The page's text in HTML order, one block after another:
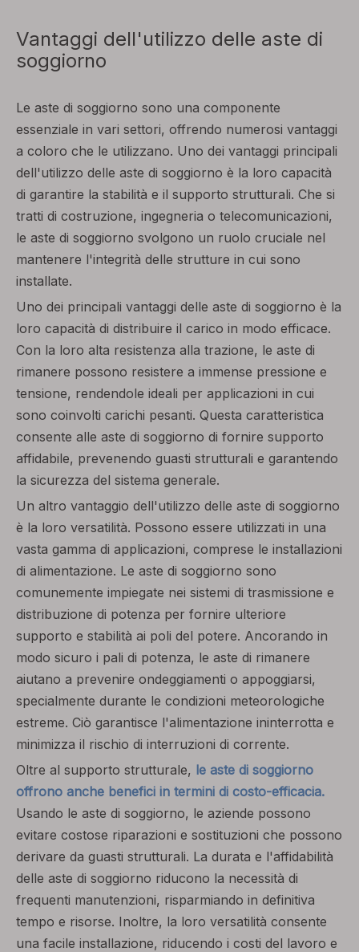
Vantaggi dell'utilizzo delle aste di
soggiorno
Le aste di soggiorno sono una componente
essenziale in vari settori, offrendo numerosi vantaggi
a coloro che le utilizzano. Uno dei vantaggi principali
dell'utilizzo delle aste di soggiorno è la loro capacità
di garantire la stabilità e il supporto strutturali. Che si
tratti di costruzione, ingegneria o telecomunicazioni,
le aste di soggiorno svolgono un ruolo cruciale nel
mantenere l'integrità delle strutture in cui sono
installate.
Uno dei principali vantaggi delle aste di soggiorno è la
loro capacità di distribuire il carico in modo efficace.
Con la loro alta resistenza alla trazione, le aste di
rimanere possono resistere a immense pressione e
tensione, rendendole ideali per applicazioni in cui
sono coinvolti carichi pesanti. Questa caratteristica
consente alle aste di soggiorno di fornire supporto
affidabile, prevenendo guasti strutturali e garantendo
la sicurezza del sistema generale.
Un altro vantaggio dell'utilizzo delle aste di soggiorno
è la loro versatilità. Possono essere utilizzati in una
vasta gamma di applicazioni, comprese le installazioni
di alimentazione. Le aste di soggiorno sono
comunemente impiegate nei sistemi di trasmissione e
distribuzione di potenza per fornire ulteriore
supporto e stabilità ai poli del potere. Ancorando in
modo sicuro i pali di potenza, le aste di rimanere
aiutano a prevenire ondeggiamenti o appoggiarsi,
specialmente durante le condizioni meteorologiche
estreme. Ciò garantisce l'alimentazione ininterrotta e
minimizza il rischio di interruzioni di corrente.
Oltre al supporto strutturale, le aste di soggiorno
offrono anche benefici in termini di costo-efficacia.
Usando le aste di soggiorno, le aziende possono
evitare costose riparazioni e sostituzioni che possono
derivare da guasti strutturali. La durata e l'affidabilità
delle aste di soggiorno riducono la necessità di
frequenti manutenzioni, risparmiando in definitiva
tempo e risorse. Inoltre, la loro versatilità consente
una facile installazione, riducendo i costi del lavoro e